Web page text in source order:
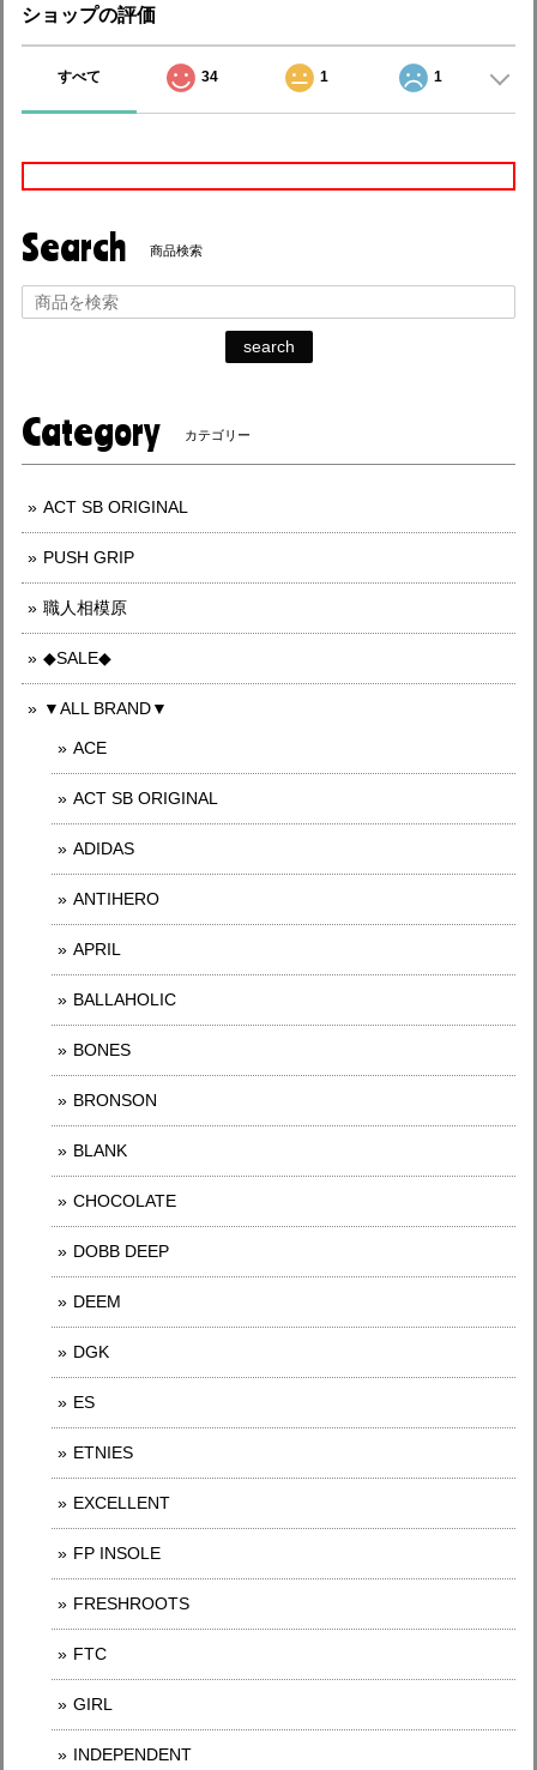
ショップの評価
すべて 34 1 1
Search 商品検索
search
Category カテゴリー
ACT SB ORIGINAL
PUSH GRIP
職人相模原
◆SALE◆
▼ALL BRAND▼
ACE
ACT SB ORIGINAL
ADIDAS
ANTIHERO
APRIL
BALLAHOLIC
BONES
BRONSON
BLANK
CHOCOLATE
DOBB DEEP
DEEM
DGK
ES
ETNIES
EXCELLENT
FP INSOLE
FRESHROOTS
FTC
GIRL
INDEPENDENT